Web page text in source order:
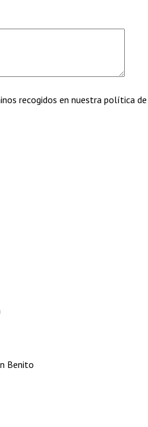
recogidos en nuestra política
Benito